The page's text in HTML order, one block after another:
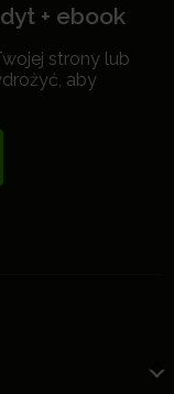
+ ebook
strony lub
aby